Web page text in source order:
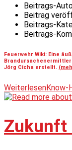
Beitrags-
Beitrag
Beitrags-
Beitrags-
Feuerwehr Wiki: Eine
Brandursachenermittler
Jörg Cicha erstellt.
WeiterlesenKnow-
Zukunft